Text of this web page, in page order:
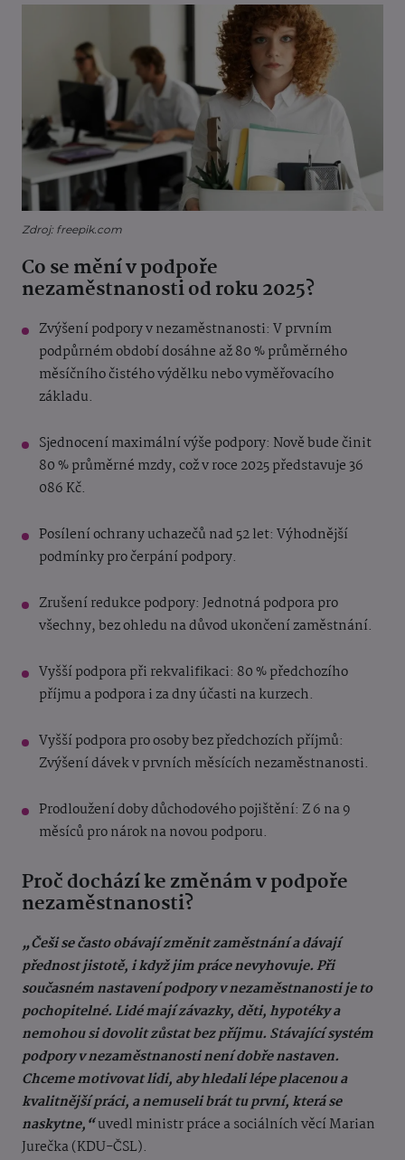
Zdroj: freepik.com
Co se mění v podpoře
nezaměstnanosti od roku 2025?
Zvýšení podpory v nezaměstnanosti: V prvním
podpůrném období dosáhne až 80 % průměrného
měsíčního čistého výdělku nebo vyměřovacího
základu.
Sjednocení maximální výše podpory: Nově bude činit
80 % průměrné mzdy, což v roce 2025 představuje 36
086 Kč.
Posílení ochrany uchazečů nad 52 let: Výhodnější
podmínky pro čerpání podpory.
Zrušení redukce podpory: Jednotná podpora pro
všechny, bez ohledu na důvod ukončení zaměstnání.
Vyšší podpora při rekvalifikaci: 80 % předchozího
příjmu a podpora i za dny účasti na kurzech.
Vyšší podpora pro osoby bez předchozích příjmů:
Zvýšení dávek v prvních měsících nezaměstnanosti.
Prodloužení doby důchodového pojištění: Z 6 na 9
měsíců pro nárok na novou podporu.
Proč dochází ke změnám v podpoře
nezaměstnanosti?
„Češi se často obávají změnit zaměstnání a dávají
přednost jistotě, i když jim práce nevyhovuje. Při
současném nastavení podpory v nezaměstnanosti je to
pochopitelné. Lidé mají závazky, děti, hypotéky a
nemohou si dovolit zůstat bez příjmu. Stávající systém
podpory v nezaměstnanosti není dobře nastaven.
Chceme motivovat lidi, aby hledali lépe placenou a
kvalitnější práci, a nemuseli brát tu první, která se
naskytne,“uvedl ministr práce a sociálních věcí Marian
Jurečka (KDU-ČSL).